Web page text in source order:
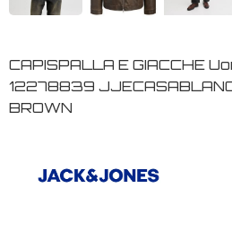
CAPISPALLA E GIACCHE
12278839
BROWN